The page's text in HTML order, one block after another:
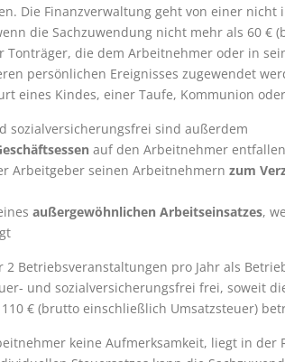
Die Finanzverwaltung geht von einer
die Sachzuwendung nicht mehr als 60 €
Tonträger, die dem Arbeitnehmer oder in
persönlichen Ereignisses zugewendet
eines Kindes, einer Taufe, Kommunion
sozialversicherungsfrei sind außerdem
auf den Arbeitnehmer entfallen
Arbeitgeber seinen Arbeitnehmern zum
außergewöhnlichen Arbeitseinsatzes,
Betriebsveranstaltungen pro Jahr als
und sozialversicherungsfrei frei, soweit
€ (brutto einschließlich Umsatzsteuer)
keine Aufmerksamkeit, liegt in der